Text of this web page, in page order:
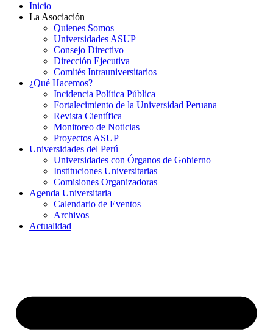
Inicio
La Asociación
Quienes Somos
Universidades ASUP
Consejo Directivo
Dirección Ejecutiva
Comités Intrauniversitarios
¿Qué Hacemos?
Incidencia Política Pública
Fortalecimiento de la Universidad Peruana
Revista Científica
Monitoreo de Noticias
Proyectos ASUP
Universidades del Perú
Universidades con Órganos de Gobierno
Instituciones Universitarias
Comisiones Organizadoras
Agenda Universitaria
Calendario de Eventos
Archivos
Actualidad